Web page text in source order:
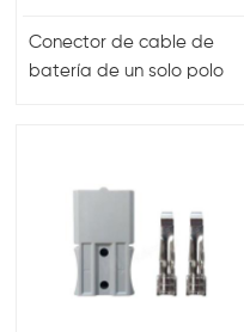
Conector de cable de
batería de un solo polo